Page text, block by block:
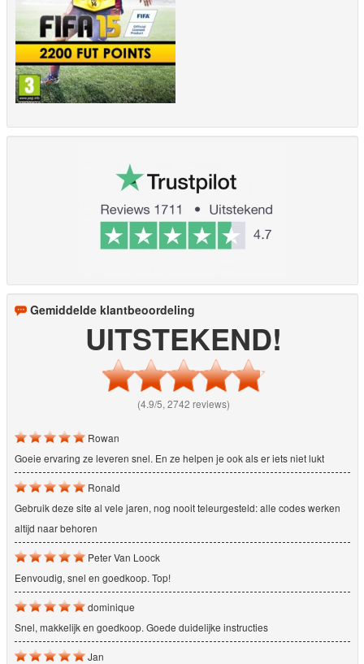
Gemiddelde klantbeoordeling
UITSTEKEND!
(4.9/5, 2742 reviews)
Rowan
Goeie ervaring ze leveren snel. En ze helpen je ook als er iets niet lukt
Ronald
Gebruik deze site al vele jaren, nog nooit teleurgesteld: alle codes werken
altijd naar behoren
Peter Van Loock
Eenvoudig, snel en goedkoop. Top!
dominique
Snel, makkelijk en goedkoop. Goede duidelijke instructies
Jan